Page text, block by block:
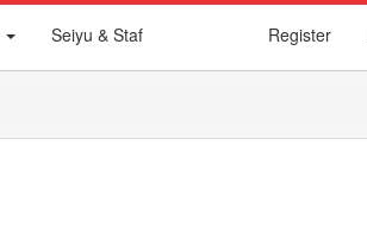
Register
Seiyu & Staf